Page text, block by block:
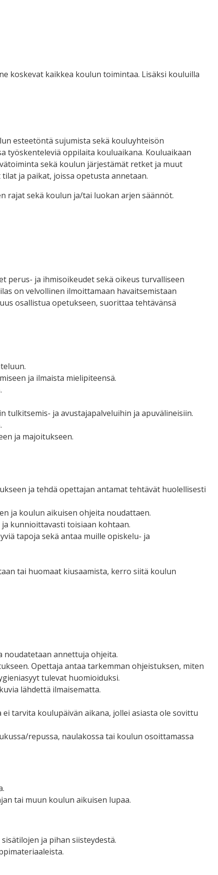
koskevat kaikkea koulun toimintaa. Lisäksi kouluilla
esteetöntä sujumista sekä kouluyhteisön
työskenteleviä oppilaita kouluaikana. Kouluaikaan
sekä koulun järjestämät retket ja muut
ja paikat, joissa opetusta annetaan.
rajat sekä koulun ja/tai luokan arjen säännöt.
perus- ja ihmisoikeudet sekä oikeus turvalliseen
on velvollinen ilmoittamaan havaitsemistaan
osallistua opetukseen, suorittaa tehtävänsä
ja ilmaista mielipiteensä.
tulkitsemis- ja avustajapalveluihin ja apuvälineisiin.
ja majoitukseen.
ja tehdä opettajan antamat tehtävät huolellisesti
ja koulun aikuisen ohjeita noudattaen.
kunnioittavasti toisiaan kohtaan.
tapoja sekä antaa muille opiskelu- ja
tai huomaat kiusaamista, kerro siitä koulun
noudatetaan annettuja ohjeita.
Opettaja antaa tarkemman ohjeistuksen, miten
tulevat huomioiduksi.
lähdettä ilmaisematta.
tarvita koulupäivän aikana, jollei asiasta ole sovittu
repussa, naulakossa tai koulun osoittamassa
tai muun koulun aikuisen lupaa.
ja pihan siisteydestä.